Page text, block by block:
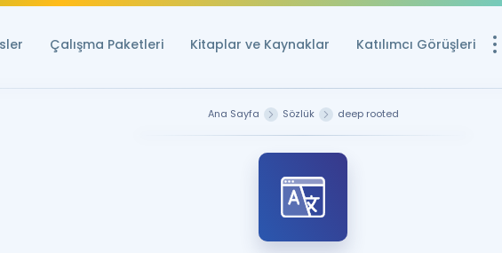
Çalışma Paketleri Kitaplar ve Kaynaklar Katılımcı Görüşleri
Ücretsiz
Ana Sayfa Sözlük deep rooted